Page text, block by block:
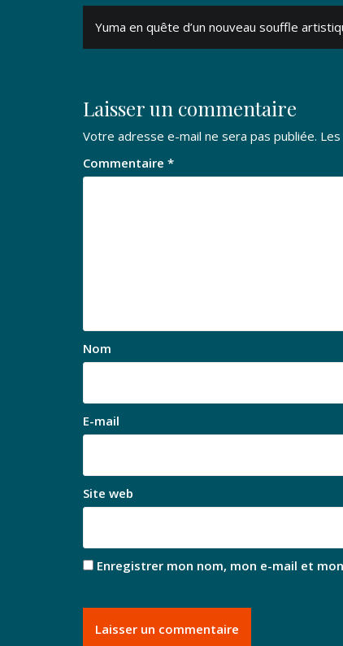
Navigation
de
Yuma en quête d’un nouveau souffle
Laisser un commentaire
Votre adresse e-mail ne sera pas publiée.
Commentaire *
Nom
E-mail
Site web
Enregistrer mon nom, mon e-mail et